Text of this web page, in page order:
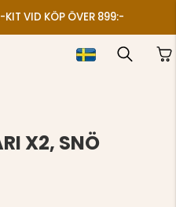
KIT VID KÖP ÖVER 899:-
X2, SNÖ